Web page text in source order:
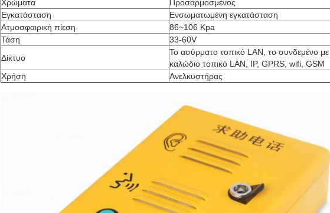
Χρώματα
Προσαρμοσμένος
Εγκατάσταση
Ενσωματωμένη εγκατάσταση
Ατμοσφαιρική πίεση
86~106 Kpa
Τάση
33-60V
Δίκτυο
Το ασύρματο τοπικό LAN, το συνδεμένο με
καλώδιο τοπικό LAN, IP, GPRS, wifi, GSM
Χρήση
Ανελκυστήρας